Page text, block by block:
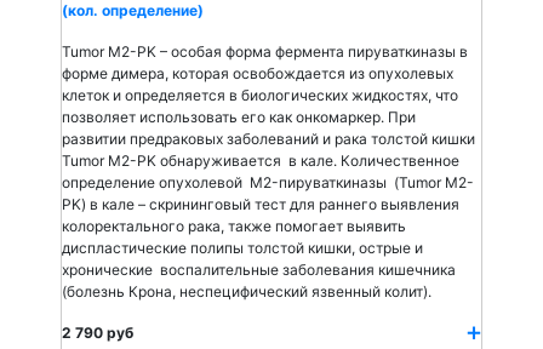
(кол. определение)
Tumor M2-PK – особая форма фермента пируваткиназы в
форме димера, которая освобождается из опухолевых
клеток и определяется в биологических жидкостях, что
позволяет использовать его как онкомаркер. При
развитии предраковых заболеваний и рака толстой кишки
Tumor M2-PK обнаруживается в кале. Количественное
определение опухолевой M2-пируваткиназы (Tumor M2-
PK) в кале – скрининговый тест для раннего выявления
колоректального рака, также помогает выявить
диспластические полипы толстой кишки, острые и
хронические воспалительные заболевания кишечника
(болезнь Крона, неспецифический язвенный колит).
2 790 руб